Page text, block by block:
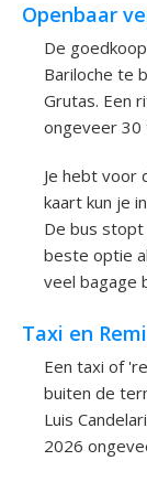
Openbaar
De
Bariloche te
Grutas. Een
ongeveer 30
Je hebt voor
kaart kun je
De bus stopt
beste optie
veel bagage
Taxi en
Een taxi of
buiten de
Luis
2026